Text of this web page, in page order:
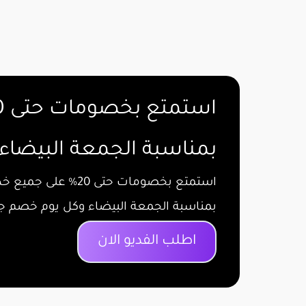
استمتع بخصومات حتى 20%
بمناسبة الجمعة
استمتع بخصومات حتى 20% على جميع خدمات فوموشن
بمناسبة الجمعة البيضاء وكل يوم خصم
اطلب الفديو الان